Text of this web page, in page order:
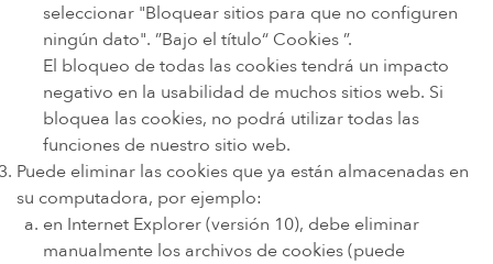
seleccionar "Bloquear sitios para que no configuren
ningún dato". ”Bajo el título“ Cookies ”.
El bloqueo de todas las cookies tendrá un impacto
negativo en la usabilidad de muchos sitios web. Si
bloquea las cookies, no podrá utilizar todas las
funciones de nuestro sitio web.
Puede eliminar las cookies que ya están almacenadas en
su computadora, por ejemplo:
en Internet Explorer (versión 10), debe eliminar
manualmente los archivos de cookies (puede